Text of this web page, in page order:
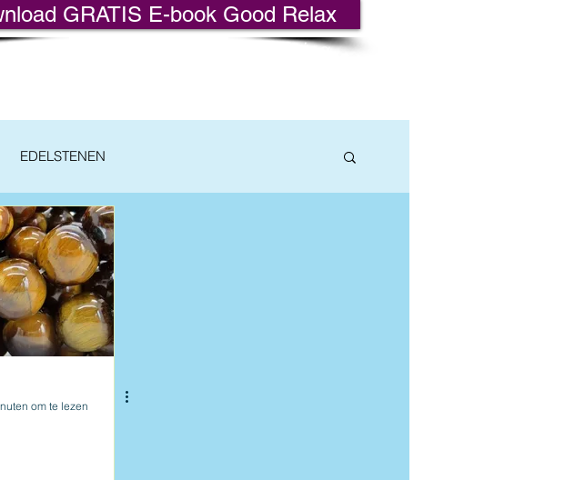
EDELSTENEN
om te lezen
GRATIS E-book Good Relax
naar Verlichting, Ontspanning,